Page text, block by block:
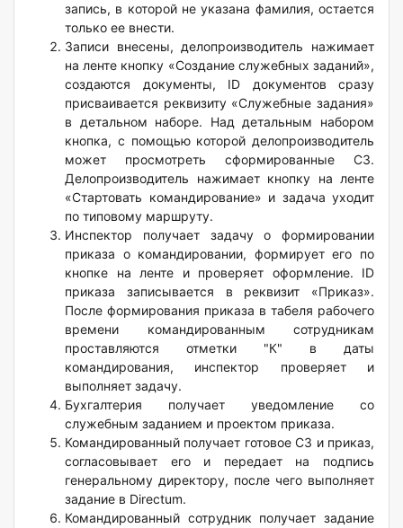
запись, в которой не указана фамилия, остается
только ее внести.
Записи внесены, делопроизводитель нажимает
на ленте кнопку «Создание служебных заданий»,
создаются документы, ID документов сразу
присваивается реквизиту «Служебные задания»
в детальном наборе. Над детальным набором
кнопка, с помощью которой делопроизводитель
может просмотреть сформированные СЗ.
Делопроизводитель нажимает кнопку на ленте
«Стартовать командирование» и задача уходит
по типовому маршруту.
Инспектор получает задачу о формировании
приказа о командировании, формирует его по
кнопке на ленте и проверяет оформление. ID
приказа записывается в реквизит «Приказ».
После формирования приказа в табеля рабочего
времени командированным сотрудникам
проставляются отметки "К" в даты
командирования, инспектор проверяет и
выполняет задачу.
Бухгалтерия получает уведомление со
служебным заданием и проектом приказа.
Командированный получает готовое СЗ и приказ,
согласовывает его и передает на подпись
генеральному директору, после чего выполняет
задание в Directum.
Командированный сотрудник получает задание